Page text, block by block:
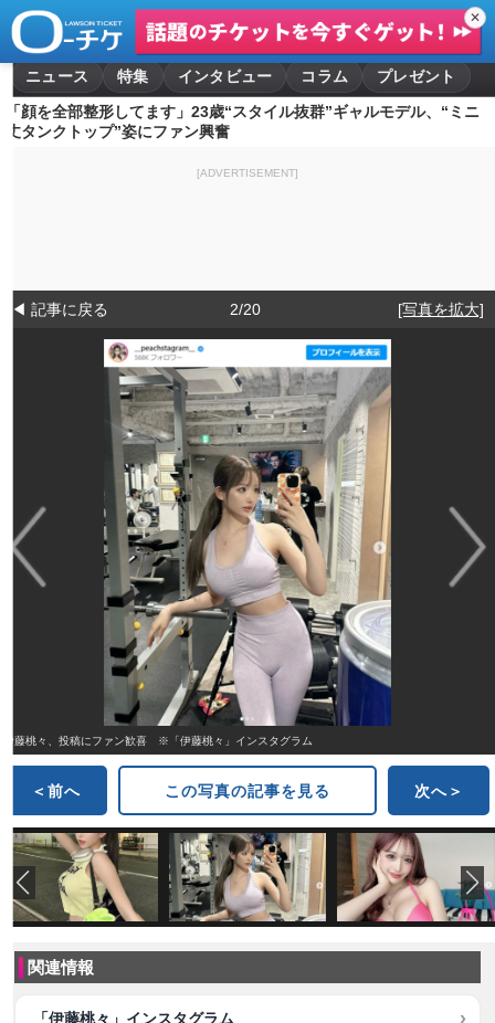
✕
ニュース 特集 インタビュー コラム
プレゼント
「顔を全部整形してます」23歳“スタイル抜群”ギャルモデル、“ミニ
丈タンクトップ”姿にファン興奮
[ADVERTISEMENT]
◀ 記事に戻る 2/20 [写真を拡大]
伊藤桃々、投稿にファン歓喜 ※「伊藤桃々」インスタグラム
＜前へ この写真の記事を見る 次へ＞
関連情報
「伊藤桃々」インスタグラム